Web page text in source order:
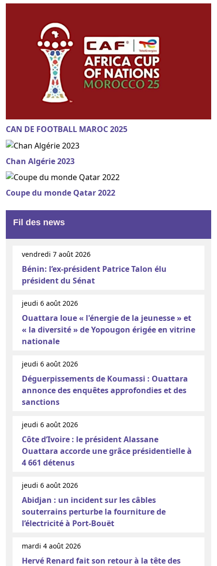
CAN DE FOOTBALL MAROC 2025
Chan Algérie 2023
Coupe du monde Qatar 2022
Fil des news
vendredi 7 août 2026
Bénin: l’ex-président Patrice Talon élu
président du Sénat
jeudi 6 août 2026
Ouattara loue « l'énergie de la jeunesse » et
« la diversité » de Yopougon érigée en vitrine
nationale
jeudi 6 août 2026
Déguerpissements de Koumassi : Ouattara
annonce des enquêtes approfondies et des
sanctions
jeudi 6 août 2026
Côte d’Ivoire : le président Alassane
Ouattara accorde une grâce présidentielle à
4 661 détenus
jeudi 6 août 2026
Abidjan : un incident sur les câbles
souterrains perturbe la fourniture de
l’électricité à Port-Bouët
mardi 4 août 2026
Hervé Renard fait son retour à la tête des